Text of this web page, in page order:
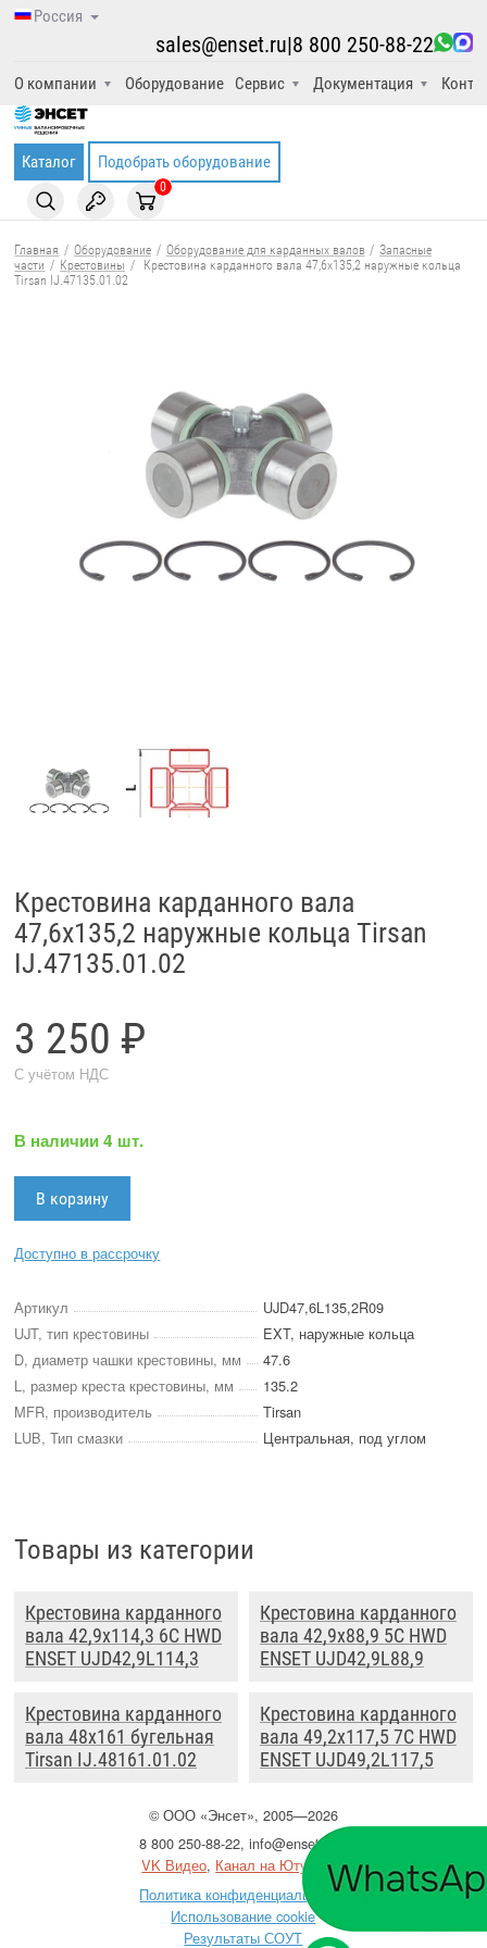
Россия
О компании Оборудование Сервис Документация
sales@enset.ru|8 800 250-88-22
Каталог Подобрать оборудование
0
Главная / Оборудование / Оборудование для карданных валов / Запасные
части / Крестовины /
Крестовина карданного вала 47,6x135,2 наружные кольца
Tirsan IJ.47135.01.02
Крестовина карданного вала
47,6x135,2 наружные кольца Tirsan
IJ.47135.01.02
3 250 ₽
С учётом НДС
В наличии 4 шт.
Доступно в рассрочку
Артикул
UJD47,6L135,2R09
UJT, тип крестовины
EXT, наружные кольца
D, диаметр чашки крестовины, мм
47.6
L, размер креста крестовины, мм
135.2
MFR, производитель
Tirsan
LUB, Тип смазки
Центральная, под углом
Товары из категории
Крестовина карданного
вала 42,9x114,3 6C HWD
ENSET UJD42,9L114,3
Крестовина карданного
вала 42,9x88,9 5C HWD
ENSET UJD42,9L88,9
Крестовина карданного
вала 48x161 бугельная
Tirsan IJ.48161.01.02
Крестовина карданного
вала 49,2x117,5 7C HWD
ENSET UJD49,2L117,5
©ООО«Энсет», 2005—2026
8 800 250-88-22,info@enset.ru
VK Видео, Канал на Ютубе
Политика конфиденциальности
Использование cookie
Результаты СОУТ